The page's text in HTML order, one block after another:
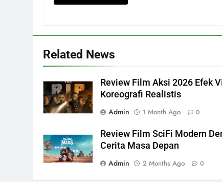
Related News
Review Film Aksi 2026 Efek
Koreografi Realistis
Admin
1 Month Ago 0
Review Film SciFi Modern
Cerita Masa Depan
Admin
2 Months Ago 0